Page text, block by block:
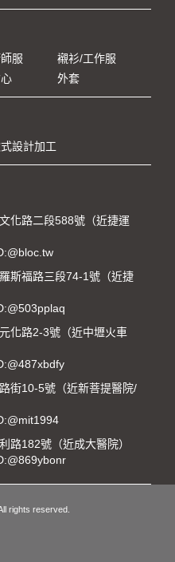
服
襯衫/工作服
外套
設計加工
化路二段588號（近捷運
斯福路三段74-1號（近捷
化路2-3號（近中壢火車
街10-5號（近新菩提醫院/
路182號（近成大醫院）
rights reserved.